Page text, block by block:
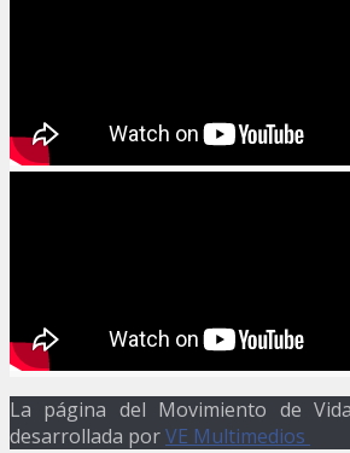
La página del Movimiento de
desarrollada porVE Multimedios